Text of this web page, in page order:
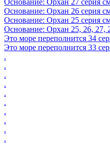
Основание: Орхан 26 серия
Основание: Орхан 25 серия
Основание: Орхан 25, 26, 27,
Это море переполнится 34
Это море переполнится 33
.
.
.
.
.
.
.
.
.
.